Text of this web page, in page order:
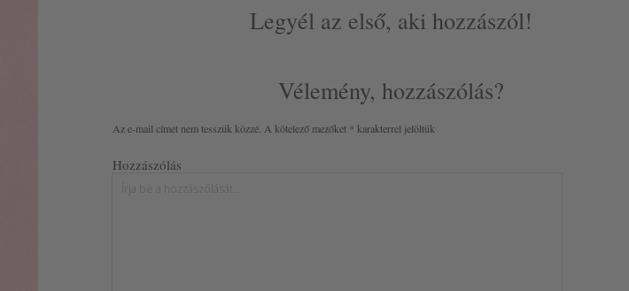
Legyél az első, aki hozzászól!
Vélemény, hozzászólás?
Az e-mail címet nem tesszük közzé. A kötelező mezőket * karakterrel jelöltük
Hozzászólás